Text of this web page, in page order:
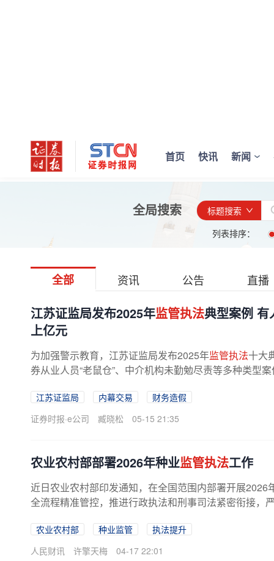
首页 快讯 新闻
全局搜索
标题搜索
列表排序：
全部 资讯 公告 直播
江苏证监局发布2025年监管执法典型案例 有
上亿元
为加强警示教育，江苏证监局发布2025年监管执法十大
券从业人员“老鼠仓”、中介机构未勤勉尽责等多种类型
江苏证监局 内幕交易
财务造假
证券时报·e公司
臧晓松 05-15 21:35
农业农村部部署2026年种业监管执法工作
近日农业农村部印发通知，在全国范围内部署开展2026
全流程精准管控，推进行政执法和刑事司法紧密衔接，
农业农村部 种业监管
执法提升
人民财讯
许擎天梅 04-17 22:01